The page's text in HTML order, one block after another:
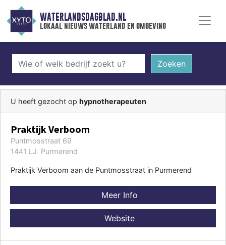
WATERLANDSDAGBLAD.NL
lokaal nieuws waterland en omgeving
Zoeken
U heeft gezocht op hypnotherapeuten
Praktijk Verboom
Puntmosstraat 69
1441 LJ Purmerend
Praktijk Verboom aan de Puntmosstraat in Purmerend
Meer Info
Website